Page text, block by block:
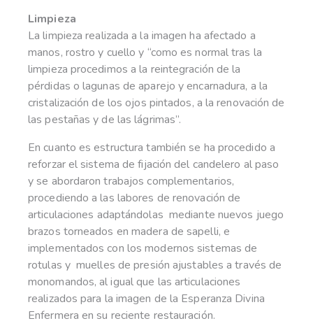
Limpieza
La limpieza realizada a la imagen ha afectado a
manos, rostro y cuello y “como es normal tras la
limpieza procedimos a la reintegración de la
pérdidas o lagunas de aparejo y encarnadura, a la
cristalización de los ojos pintados, a la renovación de
las pestañas y de las lágrimas”.
En cuanto es estructura también se ha procedido a
reforzar el sistema de fijación del candelero al paso
y se abordaron trabajos complementarios,
procediendo a las labores de renovación de
articulaciones adaptándolas mediante nuevos juego
brazos torneados en madera de sapelli, e
implementados con los modernos sistemas de
rotulas y muelles de presión ajustables a través de
monomandos, al igual que las articulaciones
realizados para la imagen de la Esperanza Divina
Enfermera en su reciente restauración.